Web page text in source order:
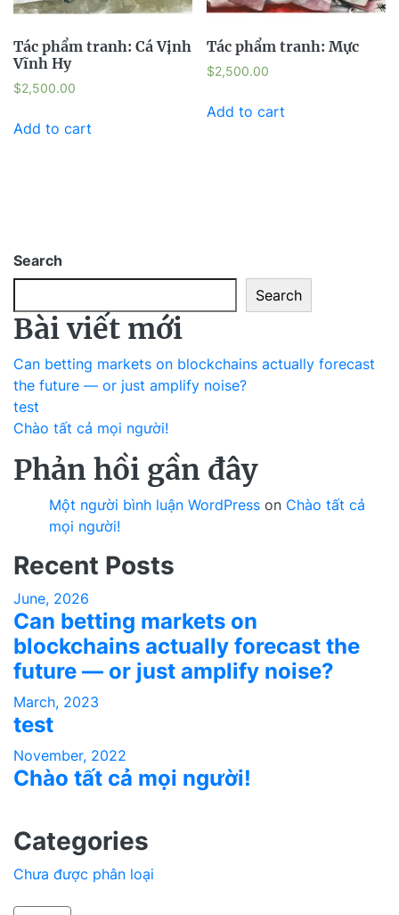
Tác phẩm tranh: Cá Vịnh
Vĩnh Hy
$2,500.00
Add to cart
Tác phẩm tranh: Mực
$2,500.00
Add to cart
Search
Search
Bài viết mới
Can betting markets on blockchains actually forecast
the future — or just amplify noise?
test
Chào tất cả mọi người!
Phản hồi gần đây
Một người bình luận WordPress on Chào tất cả
mọi người!
Recent Posts
June, 2026
Can betting markets on
blockchains actually forecast the
future — or just amplify noise?
March, 2023
test
November, 2022
Chào tất cả mọi người!
Categories
Chưa được phân loại